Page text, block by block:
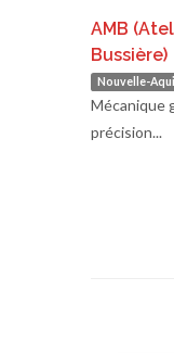
AMB
Bussière)
Nouvelle-
Mécanique
précision...